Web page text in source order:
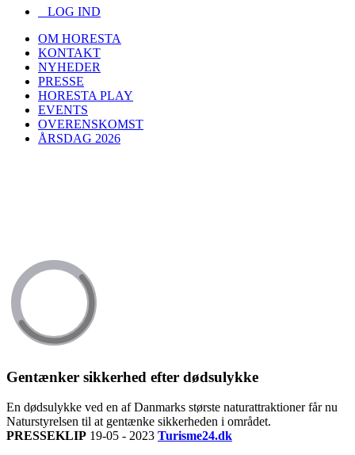
LOG IND
OM HORESTA
KONTAKT
NYHEDER
PRESSE
HORESTA PLAY
EVENTS
OVERENSKOMST
ÅRSDAG 2026
Gentænker sikkerhed efter dødsulykke
En dødsulykke ved en af Danmarks største naturattraktioner får nu
Naturstyrelsen til at gentænke sikkerheden i området.
PRESSEKLIP 19-05 - 2023 Turisme24.dk